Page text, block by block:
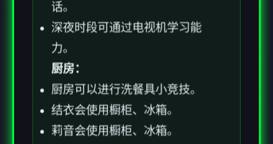
话。
深夜时段可通过电视机学习能
力。
厨房：
厨房可以进行洗餐具小竞技。
结衣会使用橱柜、冰箱。
莉音会使用橱柜、冰箱。